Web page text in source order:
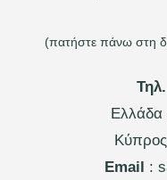
(πατήστε πάνω στη
Ελλάδα
Email :